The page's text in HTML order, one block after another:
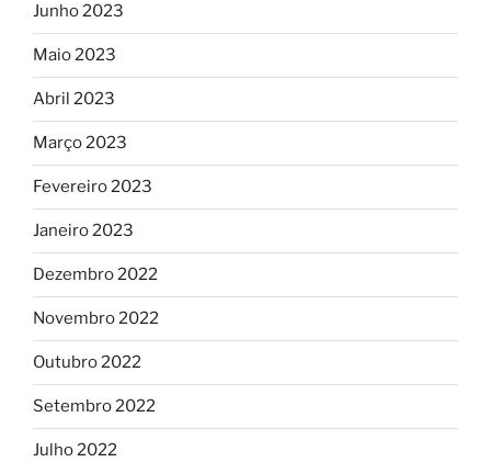
Junho 2023
Maio 2023
Abril 2023
Março 2023
Fevereiro 2023
Janeiro 2023
Dezembro 2022
Novembro 2022
Outubro 2022
Setembro 2022
Julho 2022